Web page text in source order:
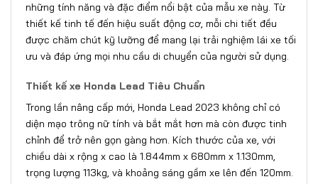
những tính năng và đặc điểm nổi bật của mẫu xe này. Từ
thiết kế tinh tế đến hiệu suất động cơ, mỗi chi tiết đều
được chăm chút kỹ lưỡng để mang lại trải nghiệm lái xe tối
ưu và đáp ứng mọi nhu cầu di chuyển của người sử dụng.
Thiết kế xe Honda Lead Tiêu Chuẩn
Trong lần nâng cấp mới, Honda Lead 2023 không chỉ có
diện mạo trông nữ tính và bắt mắt hơn mà còn được tinh
chỉnh để trở nên gọn gàng hơn. Kích thước của xe, với
chiều dài x rộng x cao là 1.844mm x 680mm x 1.130mm,
trọng lượng 113kg, và khoảng sáng gầm xe lên đến 120mm.